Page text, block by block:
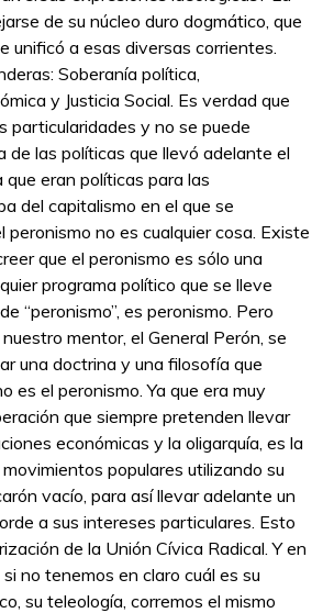
de su núcleo duro dogmático, que
unificó a esas diversas corrientes.
Soberanía política,
y Justicia Social. Es verdad que
particularidades y no se puede
de las políticas que llevó adelante el
que eran políticas para las
del capitalismo en el que se
peronismo no es cualquier cosa. Existe
que el peronismo es sólo una
programa político que se lleve
“peronismo”, es peronismo. Pero
mentor, el General Perón, se
una doctrina y una filosofía que
es el peronismo. Ya que era muy
que siempre pretenden llevar
económicas y la oligarquía, es la
populares utilizando su
vacío, para así llevar adelante un
a sus intereses particulares. Esto
de la Unión Cívica Radical. Y en
no tenemos en claro cuál es su
su teleología, corremos el mismo